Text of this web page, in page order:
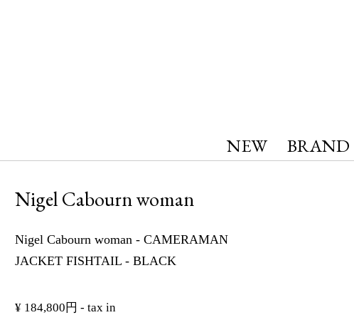
NEW BRAND
Nigel Cabourn woman
Nigel Cabourn woman - CAMERAMAN
JACKET FISHTAIL - BLACK
¥ 184,800円 - tax in